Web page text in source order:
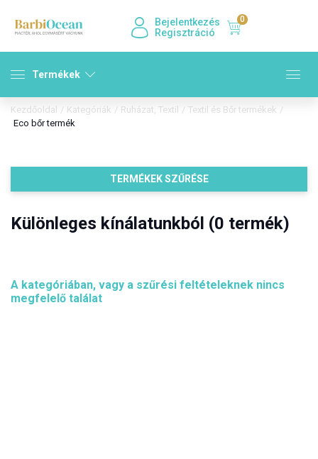
Bejelentkezés
Regisztráció
0
Termékek
Kezdőoldal / Kategóriák / Ruházat, Textil / Textil és Bőr termékek /
Eco bőr termék
TERMÉKEK SZŰRÉSE
Különleges kínálatunkból (0 termék)
A kategóriában, vagy a szűrési feltételeknek nincs
megfelelő találat